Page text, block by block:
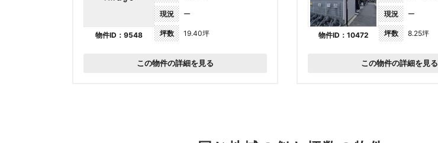
物件ID：9548
現況 ー
坪数 19.40坪
この物件の詳細を見る
物件ID：10472
現況 ー
坪数 8.25坪
この物件の詳細を見る